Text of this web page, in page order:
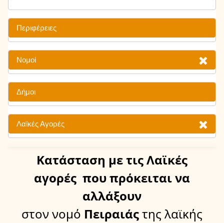
Περιφέρειες
Νομοί
Δήμοι
Λαϊκές Αγορές
Κατάσταση με τις Λαϊκές
αγορές που πρόκειται να
αλλάξουν
στον νομό Πειραιάςτης λαϊκής